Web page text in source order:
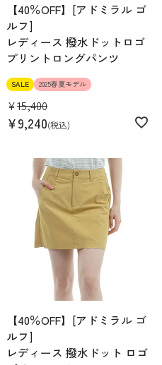
【40％OFF】[アドミラル ゴ
ルフ]
レディース 撥水ドットロゴ
プリントロングパンツ
SALE 2025春夏モデル
¥15,400
¥9,240 税込
【40％OFF】[アドミラル ゴ
ルフ]
レディース 撥水ドット ロゴ